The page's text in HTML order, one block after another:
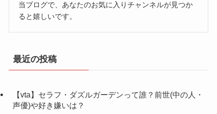
当ブログで、あなたのお気に入りチャンネルが見つか
ると嬉しいです。
最近の投稿
【vta】セラフ・ダズルガーデンって誰？前世(中の人・
声優)や好き嫌いは？